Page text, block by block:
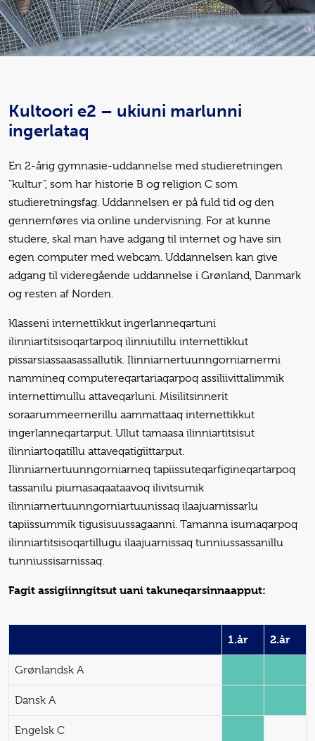
Kultoori e2 – ukiuni marlunni
ingerlataq
En 2-årig gymnasie-uddannelse med studieretningen
”kultur”, som har historie B og religion C som
studieretningsfag. Uddannelsen er på fuld tid og den
gennemføres via online undervisning. For at kunne
studere, skal man have adgang til internet og have sin
egen computer med webcam. Uddannelsen kan give
adgang til videregående uddannelse i Grønland, Danmark
og resten af Norden.
Klasseni internettikkut ingerlanneqartuni
ilinniartitsisoqartarpoq ilinniutillu internettikkut
pissarsiassaasassallutik. Ilinniarnertuunngorniarnermi
nammineq computereqartariaqarpoq assiliivittalimmik
internettimullu attaveqarluni. Misilitsinnerit
soraarummeernerillu aammattaaq internettikkut
ingerlanneqartarput. Ullut tamaasa ilinniartitsisut
ilinniartoqatillu attaveqatigiittarput.
Ilinniarnertuunngorniarneq tapiissuteqarfigineqartarpoq
tassanilu piumasaqaataavoq ilivitsumik
ilinniarnertuunngorniartuunissaq ilaajuarnissarlu
tapiissummik tigusisuussagaanni. Tamanna isumaqarpoq
ilinniartitsisoqartillugu ilaajuarnissaq tunniussassanillu
tunniussisarnissaq.
Fagit assigiinngitsut uani takuneqarsinnaapput:
1.år 2.år
Grønlandsk A
Dansk A
Engelsk C